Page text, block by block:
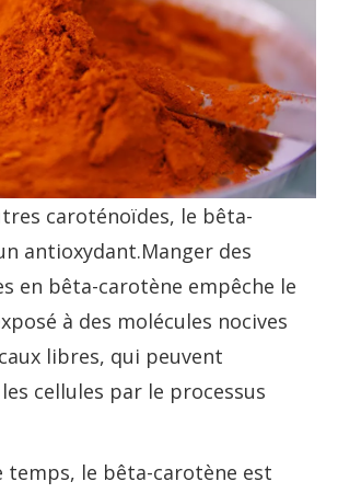
caroténoïdes, le bêta-
antioxydant.Manger des
en bêta-carotène empêche le
à des molécules nocives
libres, qui peuvent
cellules par le processus
temps, le bêta-carotène est